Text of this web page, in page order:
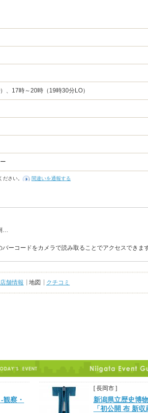
、17時～20時（19時30分LO）
さい。 間違いを通報する
…
ーコードをカメラで読み取ることでアクセスできます
店舗情報 地図 クチコミ
察・
[ 長岡市 ]
新潟県立歴史博
「初公開 布 新収